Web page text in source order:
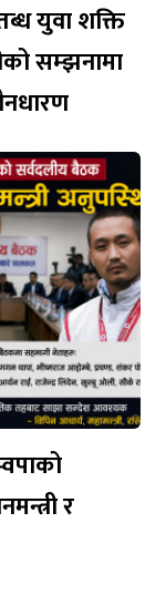
युवा शक्ति
सम्झनामा
र